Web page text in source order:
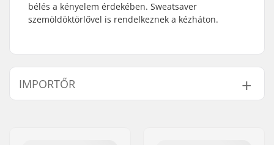
bélés a kényelem érdekében. Sweatsaver
szemöldöktörlővel is rendelkeznek a kézháton.
IMPORTŐR